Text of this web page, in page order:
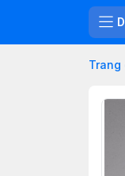
Trang